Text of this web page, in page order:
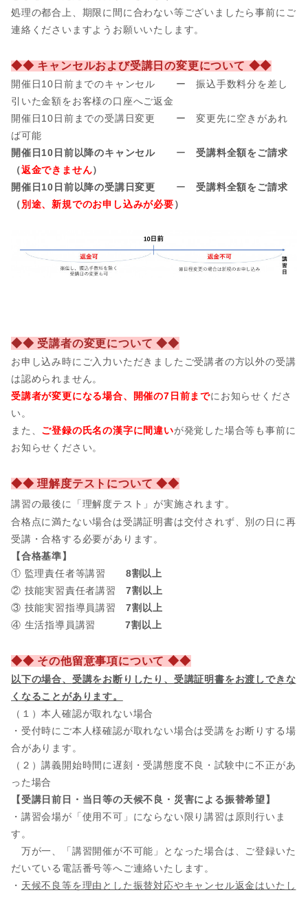
処理の都合上、期限に間に合わない等ございましたら事前にご
連絡くださいますようお願いいたします。
◆◆ キャンセルおよび受講日の変更について ◆◆
開催日10日前までのキャンセル ー 振込手数料分を差し
引いた金額をお客様の口座へご返金
開催日10日前までの受講日変更 ー 変更先に空きがあれ
ば可能
開催日10日前以降のキャンセル ー受講料全額をご請求
（返金できません）
開催日10日前以降の受講日変更 ー受講料全額をご請求
（別途、新規でのお申し込みが必要）
◆◆ 受講者の変更について ◆◆
お申し込み時にご入力いただきましたご受講者の方以外の受講
は認められません。
受講者が変更になる場合、開催の7日前までにお知らせくださ
い。
また、 ご登録の氏名の漢字に間違いが発覚した場合等も事前に
お知らせください。
◆◆ 理解度テストについて ◆◆
講習の最後に「理解度テスト」が実施されます。
合格点に満たない場合は受講証明書は交付されず、別の日に再
受講・合格する必要があります。
【合格基準】
① 監理責任者等講習 8割以上
② 技能実習責任者講習7割以上
③ 技能実習指導員講習7割以上
④ 生活指導員講習
7割以上
◆◆ その他留意事項について ◆◆
以下の場合、 受講をお断りしたり、受講証明書をお渡しできな
くなることがあります。
（１）本人確認が取れない場合
・受付時にご本人様確認が取れない場合は受講をお断りする場
合があります。
（２）講義開始時間に遅刻・受講態度不良・試験中に不正があ
った場合
【受講日前日・当日等の天候不良・災害による振替希望】
・講習会場が「使用不可」にならない限り講習は原則行いま
す。
万が一、「講習開催が不可能」となった場合は、ご登録いた
だいている電話番号等へご連絡いたします。
・ 天候不良等を理由とした振替対応やキャンセル返金はいたし